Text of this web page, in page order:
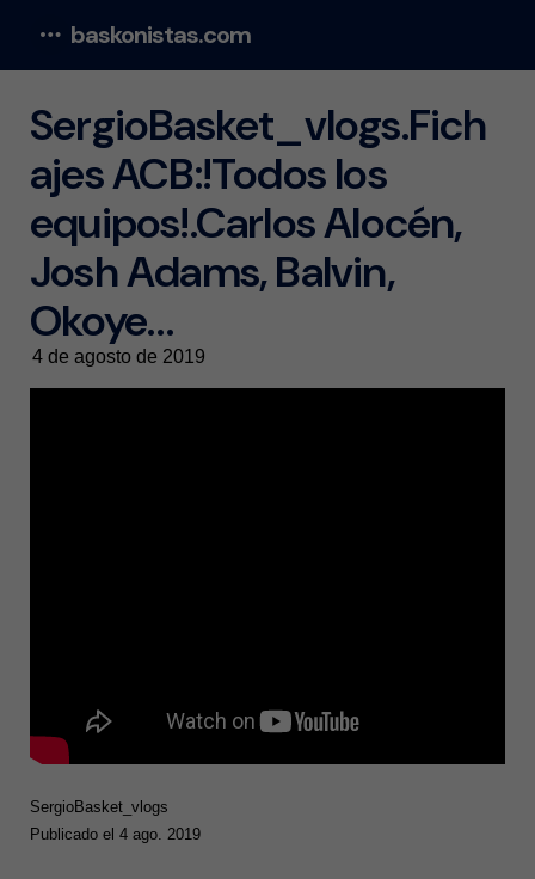
baskonistas.com
SergioBasket_vlogs.Fich
ajes ACB:!Todos los
equipos!.Carlos Alocén,
Josh Adams, Balvin,
Okoye…
4 de agosto de 2019
SergioBasket_vlogs
Publicado el 4 ago. 2019